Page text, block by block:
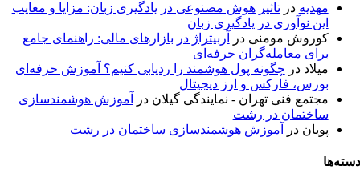
مهدیه درتاثیر هوش مصنوعی در یادگیری زبان: مزایا و معایب
این نوآوری در یادگیری زبان
کوروش مومنی در
آربیتراژ در بازارهای مالی: راهنمای جامع
برای معامله‌گران حرفه‌ای
میلاد در چگونه پول هوشمند را ردیابی کنیم؟ آموزش حرفه‌ای
بورس، فارکس و ارز دیجیتال
مجتمع فنی تهران - نمایندگی گیلان در
آموزش هوشمندسازی
ساختمان در رشت
پویان در آموزش هوشمندسازی ساختمان در رشت
دسته‌ها